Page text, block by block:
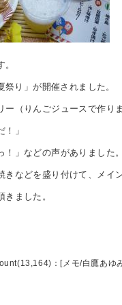
り」が開催されました。
ー（りんごジュースで作り
！」
！」などの声がありました
きなどを盛り付けて、メイ
ました。
：[メモ/白鷹あゆ